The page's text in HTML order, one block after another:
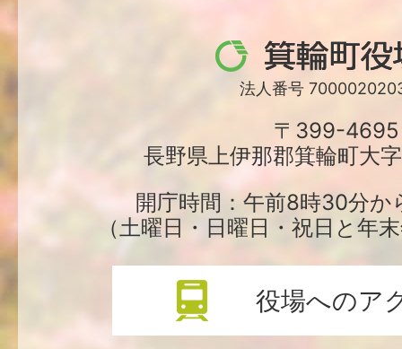
箕
輪
役
場
法人番号
〒399-4695
長野県上伊那郡箕輪町大
開庁時間：午前8時30分か
（土曜日・日曜日・祝日と年
役場へのア